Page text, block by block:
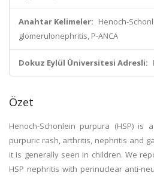
Anahtar Kelimeler: Henoch-
glomerulonephritis, P-ANCA
Dokuz Eylül Üniversitesi Adresli:
Özet
Henoch-Schonlein purpura (HSP) is
purpuric rash, arthritis, nephritis and
it is generally seen in children. We
HSP nephritis with perinuclear anti-